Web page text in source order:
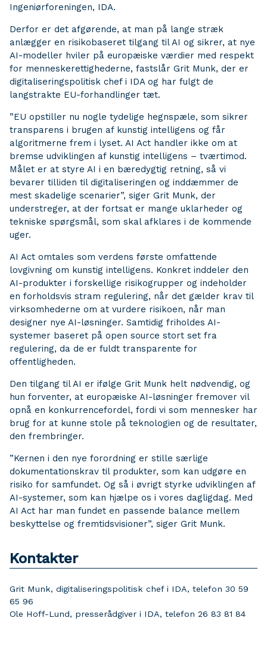
Ingeniørforeningen, IDA.
Derfor er det afgørende, at man på lange stræk
anlægger en risikobaseret tilgang til AI og sikrer, at nye
AI-modeller hviler på europæiske værdier med respekt
for menneskerettighederne, fastslår Grit Munk, der er
digitaliseringspolitisk chef i IDA og har fulgt de
langstrakte EU-forhandlinger tæt.
”EU opstiller nu nogle tydelige hegnspæle, som sikrer
transparens i brugen af kunstig intelligens og får
algoritmerne frem i lyset. AI Act handler ikke om at
bremse udviklingen af kunstig intelligens – tværtimod.
Målet er at styre AI i en bæredygtig retning, så vi
bevarer tilliden til digitaliseringen og inddæmmer de
mest skadelige scenarier”, siger Grit Munk, der
understreger, at der fortsat er mange uklarheder og
tekniske spørgsmål, som skal afklares i de kommende
uger.
AI Act omtales som verdens første omfattende
lovgivning om kunstig intelligens. Konkret inddeler den
AI-produkter i forskellige risikogrupper og indeholder
en forholdsvis stram regulering, når det gælder krav til
virksomhederne om at vurdere risikoen, når man
designer nye AI-løsninger. Samtidig friholdes AI-
systemer baseret på open source stort set fra
regulering, da de er fuldt transparente for
offentligheden.
Den tilgang til AI er ifølge Grit Munk helt nødvendig, og
hun forventer, at europæiske AI-løsninger fremover vil
opnå en konkurrencefordel, fordi vi som mennesker har
brug for at kunne stole på teknologien og de resultater,
den frembringer.
”Kernen i den nye forordning er stille særlige
dokumentationskrav til produkter, som kan udgøre en
risiko for samfundet. Og så i øvrigt styrke udviklingen af
AI-systemer, som kan hjælpe os i vores dagligdag. Med
AI Act har man fundet en passende balance mellem
beskyttelse og fremtidsvisioner”, siger Grit Munk.
Kontakter
Grit Munk, digitaliseringspolitisk chef i IDA, telefon 30 59
65 96
Ole Hoff-Lund, presserådgiver i IDA, telefon 26 83 81 84